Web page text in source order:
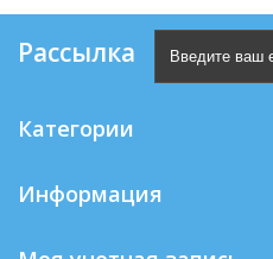
Рассылка
Категории
Информация